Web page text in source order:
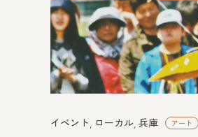
イベント ローカル 兵庫 アート